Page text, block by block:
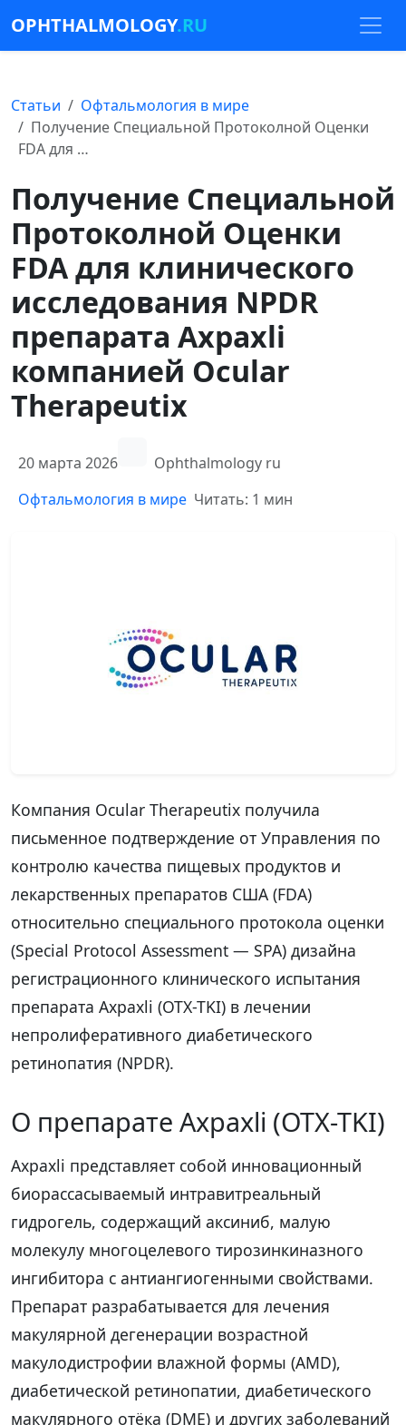
OPHTHALMOLOGY.RU
Статьи
Офтальмология в мире
Получение Специальной Протоколной Оценки
FDA для …
Получение Специальной
Протоколной Оценки
FDA для клинического
исследования NPDR
препарата Axpaxli
компанией Ocular
Therapeutix
20 марта 2026
Ophthalmology ru
Офтальмология в мире Читать: 1 мин
Компания Ocular Therapeutix получила
письменное подтверждение от Управления по
контролю качества пищевых продуктов и
лекарственных препаратов США (FDA)
относительно специального протокола оценки
(Special Protocol Assessment — SPA) дизайна
регистрационного клинического испытания
препарата Axpaxli (OTX-TKI) в лечении
непролиферативного диабетического
ретинопатия (NPDR).
О препарате Axpaxli (OTX-TKI)
Axpaxli представляет собой инновационный
биорассасываемый интравитреальный
гидрогель, содержащий аксиниб, малую
молекулу многоцелевого тирозинкиназного
ингибитора с антиангиогенными свойствами.
Препарат разрабатывается для лечения
макулярной дегенерации возрастной
макулодистрофии влажной формы (AMD),
диабетической ретинопатии, диабетического
макулярного отёка (DME) и других заболеваний